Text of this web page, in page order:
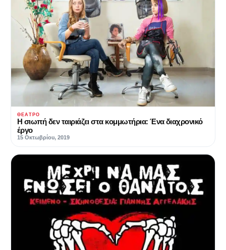
ΘΈΑΤΡΟ
Η σιωπή δεν ταιριάζει στα κομμωτήρια: Ένα διαχρονικό
έργο
15 Οκτωβρίου, 2019